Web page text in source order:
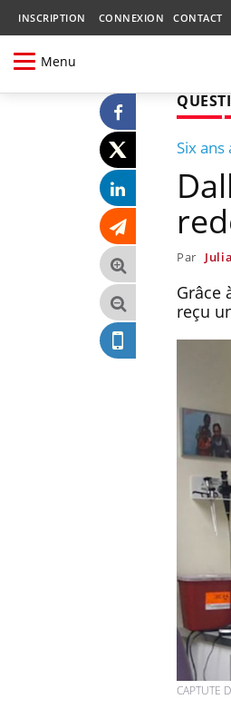
INSCRIPTION CONNEXION CONTACT
Menu
Six
Par
Grâce
reçu
CAPTUTE